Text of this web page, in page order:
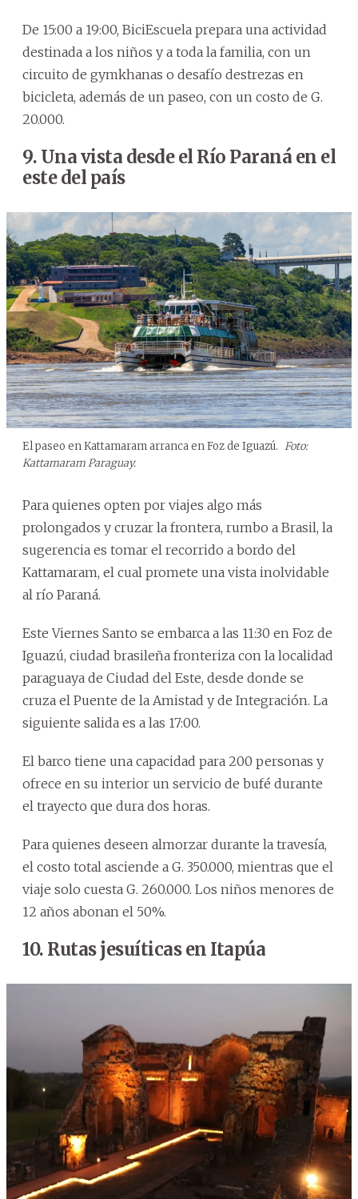
De 15:00 a 19:00, BiciEscuela prepara una actividad
destinada a los niños y a toda la familia, con un
circuito de gymkhanas o desafío destrezas en
bicicleta, además de un paseo, con un costo de G.
20.000.
9. Una vista desde el Río Paraná en el
este del país
El paseo en Kattamaram arranca en Foz de Iguazú. Foto:
Kattamaram Paraguay.
Para quienes opten por viajes algo más
prolongados y cruzar la frontera, rumbo a Brasil, la
sugerencia es tomar el recorrido a bordo del
Kattamaram, el cual promete una vista inolvidable
al río Paraná.
Este Viernes Santo se embarca a las 11:30 en Foz de
Iguazú, ciudad brasileña fronteriza con la localidad
paraguaya de Ciudad del Este, desde donde se
cruza el Puente de la Amistad y de Integración. La
siguiente salida es a las 17:00.
El barco tiene una capacidad para 200 personas y
ofrece en su interior un servicio de bufé durante
el trayecto que dura dos horas.
Para quienes deseen almorzar durante la travesía,
el costo total asciende a G. 350.000, mientras que el
viaje solo cuesta G. 260.000. Los niños menores de
12 años abonan el 50%.
10. Rutas jesuíticas en Itapúa